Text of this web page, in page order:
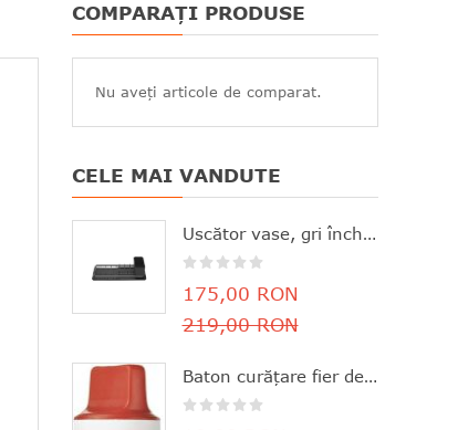
COMPARAȚI PRODUSE
Nu aveți articole de comparat.
CELE MAI VANDUTE
Uscător vase, gri închis, aluminiu+plastic, 46.3x20x12.6 cm, Brabantia - 8710755117268
175,00 RON
219,00 RON
Baton curăţare fier de călcat, parfum de lămâie, 11.8x3 cm, Rayen - 8412955061630